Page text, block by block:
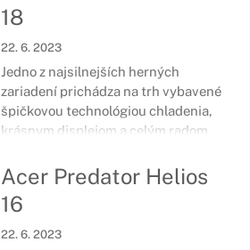
18
22. 6. 2023
Jedno z najsilnejších herných
zariadení prichádza na trh vybavené
špičkovou technológiou chladenia,
krásnym displejom a celým radom
navýšiť výkon na maximum. Nech je
tvoj cieľ akýkoľvek, s týmto
zariadením pôjde všetko hladko.
Acer Predator Helios
16
22. 6. 2023